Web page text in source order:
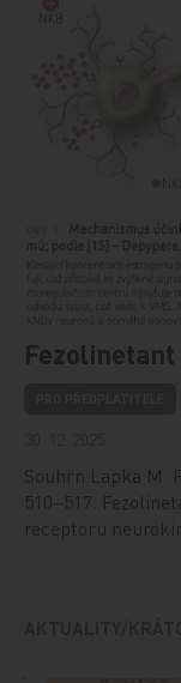
Fezolinetant
Souhrn Lapka M.
510–517.
receptoru